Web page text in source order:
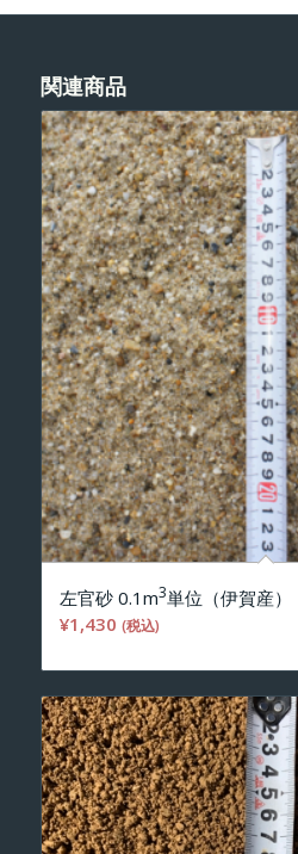
関連商品
左官砂 0.1m3単位（伊賀産）
¥1,430 (税込)